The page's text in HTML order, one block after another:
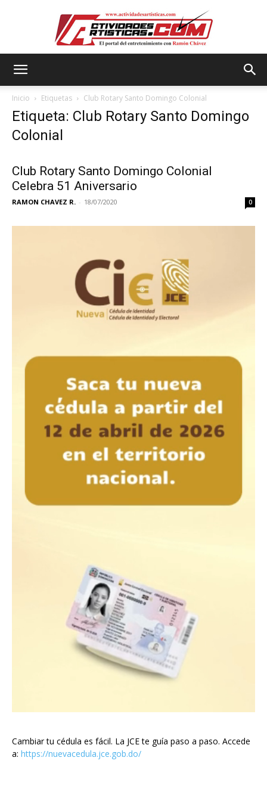
Inicio Etiquetas Club Rotary Santo Domingo Colonial
Etiqueta: Club Rotary Santo Domingo
Colonial
Club Rotary Santo Domingo Colonial
Celebra 51 Aniversario
RAMON CHAVEZ R. - 18/07/2020 0
Cambiar tu cédula es fácil. La JCE te guía paso a paso. Accede
a: https://nuevacedula.jce.gob.do/